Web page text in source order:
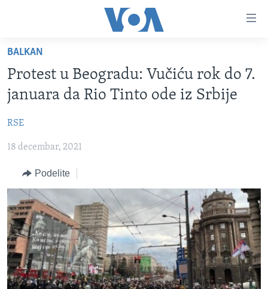
glavni
sadržaj
Idi
na
glavnu
Idi
pretragu
BALKAN
GLOBALNE TEME
EKONOMIJA
NAUKA I TEHNOLOGIJA
MEDICINA
KULTURA
DRUŠTVO
SPORT
OTVORENI STUDIO
IZ AMERIKE
PRATITE NAS
Jezici
BALKAN
Protest u Beogradu: Vučiću rok do 7.
januara da Rio Tinto ode iz Srbije
RSE
18 decembar, 2021
Podelite